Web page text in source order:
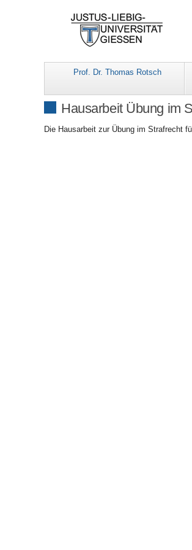
Prof. Dr. Thomas Rotsch
Hausarbeit Übung im
Die Hausarbeit zur Übung im Strafrecht